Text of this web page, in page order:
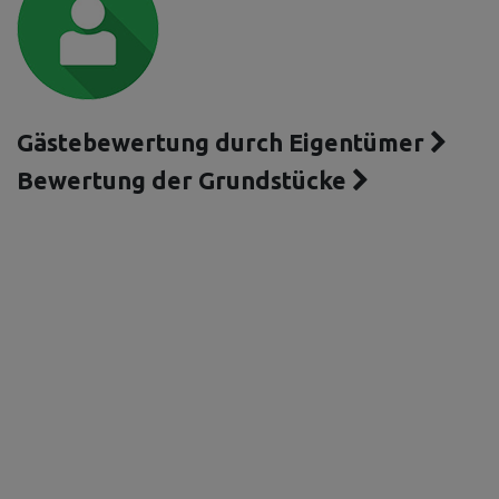
Gästebewertung durch Eigentümer
Bewertung der Grundstücke